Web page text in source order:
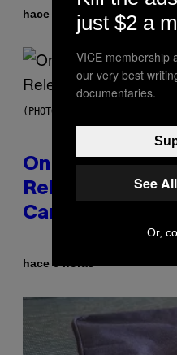
hace 5 horas Por Dan Milam
(PHOTO BY GARY GERSHOFF/
On This Day 13
Released the
Career
hace 6 horas
just $2 a
VICE membership
our very best
documentaries.
See
Or,